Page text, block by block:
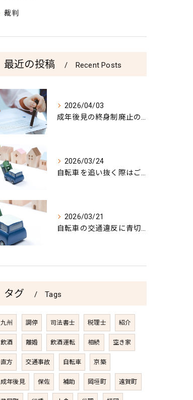
裁判
最近の投稿 Recent Posts
2026/04/03
成年後見の終身制廃止の報道
2026/03/24
自転車を追い抜く際はご注意を
2026/03/21
自転車の交通違反に青切符導入
タグ Tags
九州 調停 司法書士 税理士 紹介
飲酒 離婚 飲酒運転 相続 空き家
直方 交通事故 自転車 京築
成年後見 保佐 補助 岡垣町 遠賀町